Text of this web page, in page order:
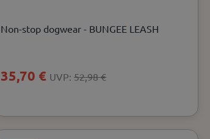
Non-stop dogwear - BUNGEE LEASH
UVP:52,98 €
35,70 €